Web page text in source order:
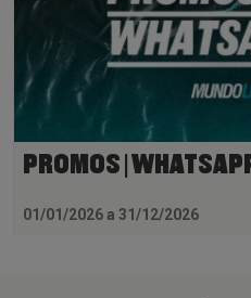
PROMOS |
01/01/2026 a 31/12/2026